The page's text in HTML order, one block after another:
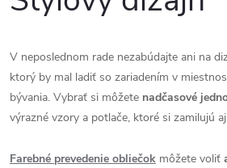
V neposlednom rade nezabúdajte ani na
ktorý by mal ladiť so zariadením v
bývania. Vybrať si môžete nadčasové
výrazné vzory a potlače, ktoré si zamilujú
Farebné prevedenie obliečok môžete voliť